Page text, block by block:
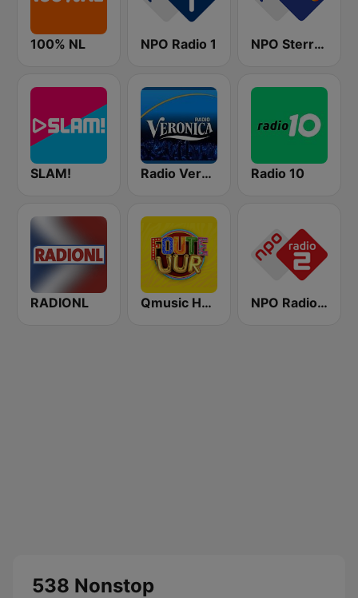
100% NL NPO Radio 1 NPO Sterren
SLAM! Radio Veronica Radio 10
RADIONL Qmusic Het Foute Uur NPO Radio 2
538 Nonstop